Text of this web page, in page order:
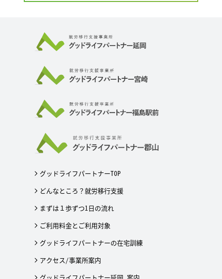
グッドライフパートナーTOP
どんなところ？就労移行支援
まずは１歩ずつ1日の流れ
ご利用料金とご利用対象
グッドライフパートナーの在宅訓練
アクセス/事業所案内